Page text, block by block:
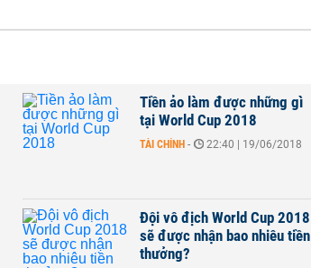
Tiền ảo làm được những gì
tại World Cup 2018
TÀI CHÍNH - 22:40 | 19/06/2018
Đội vô địch World Cup 2018
sẽ được nhận bao nhiêu tiền
thưởng?